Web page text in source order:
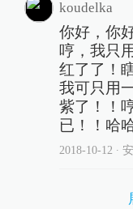
koudelka
你好，你
哼，我只
红了了！
我可只用
紫了！！
已！！哈
2018-10-12 ∙